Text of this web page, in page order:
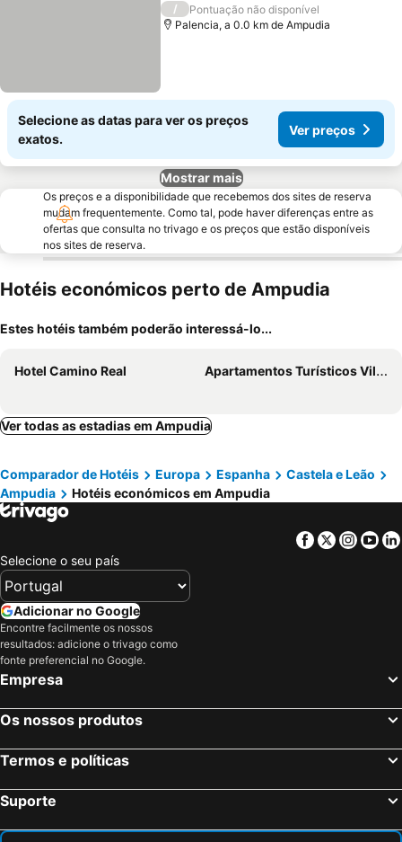
/
Pontuação não disponível
Palencia, a 0.0 km de Ampudia
Selecione as datas para ver os preços
exatos.
Ver preços
Mostrar mais
Os preços e a disponibilidade que recebemos dos sites de reserva
mudam frequentemente. Como tal, pode haver diferenças entre as
ofertas que consulta no trivago e os preços que estão disponíveis
nos sites de reserva.
Hotéis económicos perto de Ampudia
Estes hotéis também poderão interessá-lo...
Hotel Camino Real Apartamentos Turísticos Villa y Corte
Ver todas as estadias em Ampudia
Comparador de Hotéis Europa Espanha
Castela e Leão
Ampudia
Hotéis económicos em Ampudia
Facebook
Twitter
Selecione o seu país
Adicionar no Google
Encontre facilmente os nossos
resultados: adicione o trivago como
fonte preferencial no Google.
Empresa
Os nossos produtos
Termos e políticas
Suporte